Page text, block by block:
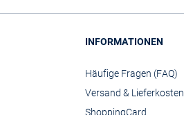
INFORMATIONEN
Häufige Fragen (FAQ)
Versand & Lieferkosten
ShoppingCard